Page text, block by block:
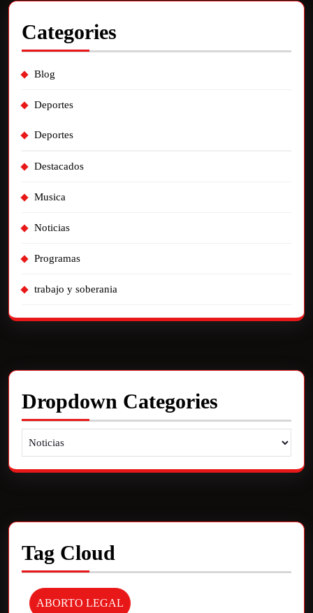
Categories
Blog
Deportes
Deportes
Destacados
Musica
Noticias
Programas
trabajo y soberania
Dropdown Categories
Tag Cloud
ABORTO LEGAL